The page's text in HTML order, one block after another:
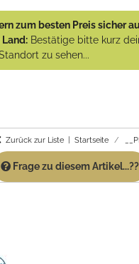
UND SERVICE:
einfach an!
zum besten Preis sicher
Bestätige bitte kurz
zu sehen...
Zurück zur Liste Startseite
Frage zu diesem Artikel...??